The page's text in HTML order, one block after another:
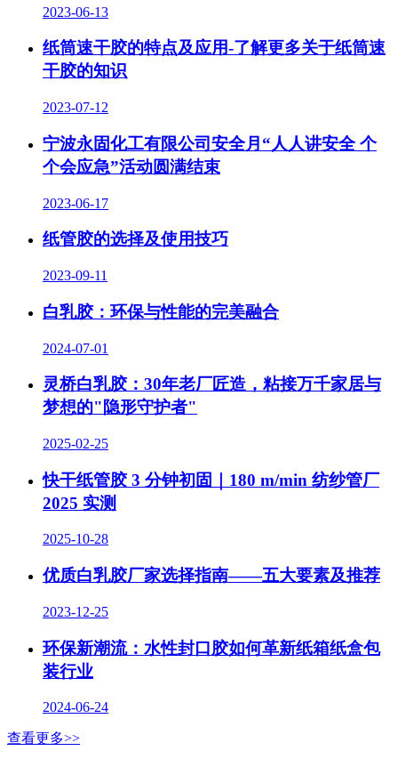
2023-06-13
纸筒速干胶的特点及应用-了解更多关于纸筒速
干胶的知识
2023-07-12
宁波永固化工有限公司安全月“人人讲安全 个
个会应急”活动圆满结束
2023-06-17
纸管胶的选择及使用技巧
2023-09-11
白乳胶：环保与性能的完美融合
2024-07-01
灵桥白乳胶：30年老厂匠造，粘接万千家居与
梦想的"隐形守护者"
2025-02-25
快干纸管胶 3 分钟初固｜180 m/min 纺纱管厂
2025 实测
2025-10-28
优质白乳胶厂家选择指南——五大要素及推荐
2023-12-25
环保新潮流：水性封口胶如何革新纸箱纸盒包
装行业
2024-06-24
查看更多>>